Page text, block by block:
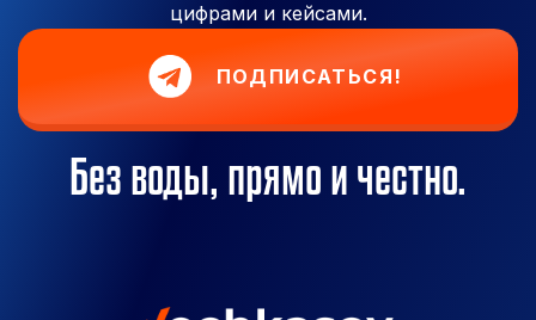
цифрами и кейсами.
ПОДПИСАТЬСЯ!
Без воды, прямо и честно.